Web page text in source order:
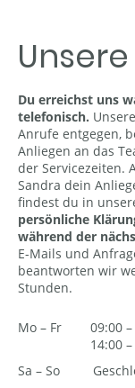
Unsere
Du erreichst uns
telefonisch.
Anrufe entgegen,
Anliegen an das
der Servicezeiten.
Sandra dein
findest du in
persönliche
während der
E-Mails und
beantworten wir
Stunden.
Mo – Fr 09:00 –
14:00 –
Sa – So